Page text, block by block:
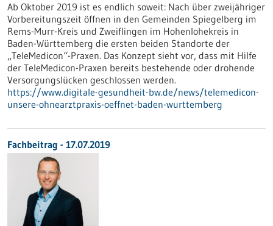
Ab Oktober 2019 ist es endlich soweit: Nach über zweijähriger
Vorbereitungszeit öffnen in den Gemeinden Spiegelberg im
Rems-Murr-Kreis und Zweiflingen im Hohenlohekreis in
Baden-Württemberg die ersten beiden Standorte der
„TeleMedicon“-Praxen. Das Konzept sieht vor, dass mit Hilfe
der TeleMedicon-Praxen bereits bestehende oder drohende
Versorgungslücken geschlossen werden.
https://www.digitale-gesundheit-bw.de/news/telemedicon-
unsere-ohnearztpraxis-oeffnet-baden-wurttemberg
Fachbeitrag - 17.07.2019